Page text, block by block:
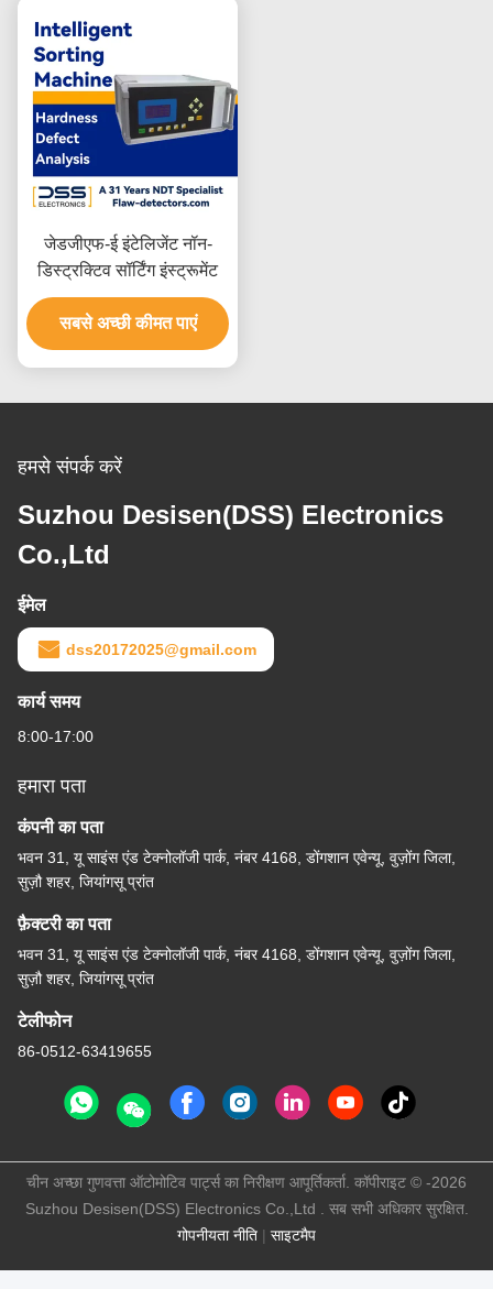
जेडजीएफ-ई इंटेलिजेंट नॉन-
डिस्ट्रक्टिव सॉर्टिंग इंस्ट्रूमेंट
सबसे अच्छी कीमत पाएं
हमसे संपर्क करें
Suzhou Desisen(DSS) Electronics
Co.,Ltd
ईमेल
dss20172025@gmail.com
कार्य समय
8:00-17:00
हमारा पता
कंपनी का पता
भवन 31, यू साइंस एंड टेक्नोलॉजी पार्क, नंबर 4168, डोंगशान एवेन्यू, वुज़ोंग जिला,
सुज़ौ शहर, जियांगसू प्रांत
फ़ैक्टरी का पता
भवन 31, यू साइंस एंड टेक्नोलॉजी पार्क, नंबर 4168, डोंगशान एवेन्यू, वुज़ोंग जिला,
सुज़ौ शहर, जियांगसू प्रांत
टेलीफोन
86-0512-63419655
गोपनीयता नीति | साइटमैप
चीन अच्छा गुणवत्ता ऑटोमोटिव पार्ट्स का निरीक्षण आपूर्तिकर्ता. कॉपीराइट © -2026
Suzhou Desisen(DSS) Electronics Co.,Ltd . सब सभी अधिकार सुरक्षित.